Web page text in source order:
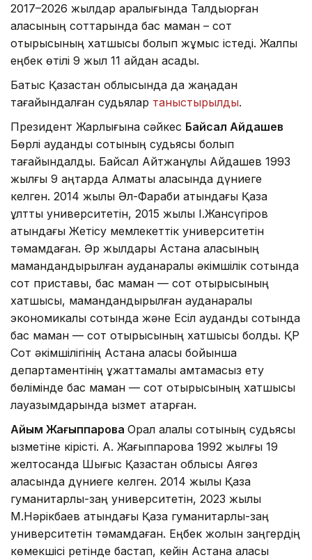
2017–2026 жылдар аралығында Талдықорған
қаласының соттарында бас маман – сот
отырысының хатшысы болып жұмыс істеді. Жалпы
еңбек өтілі 9 жыл 11 айдан асады.
Батыс Қазақстан облысында да жаңадан
тағайындалған судьялар таныстырылды.
Президент Жарлығына сәйкес Байсал Айдашев
Бөрлі аудандық сотының судьясы болып
тағайындалды. Байсал Айтжанұлы Айдашев 1993
жылғы 9 қаңтарда Алматы қаласында дүниеге
келген. 2014 жылы Әл-Фараби атындағы Қазақ
ұлттық университетін, 2015 жылы І.Жансүгіров
атындағы Жетісу мемлекеттік университетін
тәмамдаған. Әр жылдары Астана қаласының
мамандандырылған ауданаралық әкімшілік сотында
сот приставы, бас маман — сот отырысының
хатшысы, мамандандырылған ауданаралық
экономикалық сотында және Есіл аудандық сотында
бас маман — сот отырысының хатшысы болды. ҚР
Сот әкімшілігінің Астана қаласы бойынша
департаментінің құжаттамалық қамтамасыз ету
бөлімінде бас маман — сот отырысының хатшысы
лауазымдарында қызмет атқарған.
Айым Жағыппарова Орал қалалық сотының судьясы
қызметіне кірісті. А. Жағыппарова 1992 жылғы 19
желтоқсанда Шығыс Қазақстан облысы Аягөз
қаласында дүниеге келген. 2014 жылы Қазақ
гуманитарлық-заң университетін, 2023 жылы
М.Нәрікбаев атындағы Қазақ гуманитарлық-заң
университетін тәмамдаған. Еңбек жолын заңгердің
көмекшісі ретінде бастап, кейін Астана қаласы